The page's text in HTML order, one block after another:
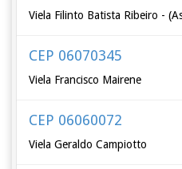
Viela Filinto Batista Ribeiro -
CEP 06070345
Viela Francisco Mairene
CEP 06060072
Viela Geraldo Campiotto